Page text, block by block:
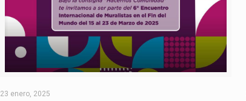
23 enero, 2025